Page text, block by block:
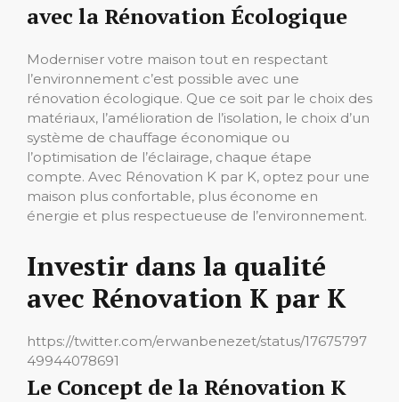
avec la Rénovation Écologique
Moderniser votre maison tout en respectant
l’environnement c’est possible avec une
rénovation écologique. Que ce soit par le choix des
matériaux, l’amélioration de l’isolation, le choix d’un
système de chauffage économique ou
l’optimisation de l’éclairage, chaque étape
compte. Avec Rénovation K par K, optez pour une
maison plus confortable, plus économe en
énergie et plus respectueuse de l’environnement.
Investir dans la qualité
avec Rénovation K par K
https://twitter.com/erwanbenezet/status/17675797
49944078691
Le Concept de la Rénovation K